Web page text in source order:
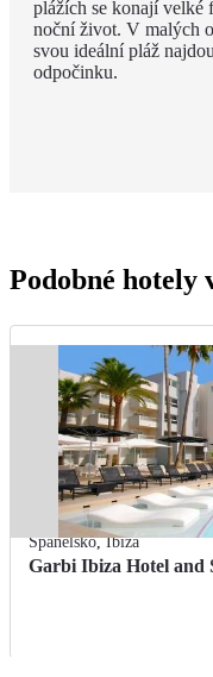
plážích se konají velké
noční život. V malých
svou ideální pláž
odpočinku.
Podobné hotely
Španělsko,Ibiza
Garbi Ibiza Hotel and